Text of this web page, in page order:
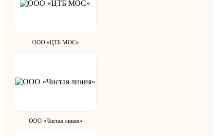
ООО «ЦТБ МОС»
ООО «Чистая линия»